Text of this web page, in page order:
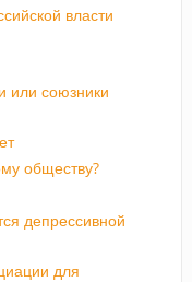
власти
или союзники
обществу?
депрессивной
для